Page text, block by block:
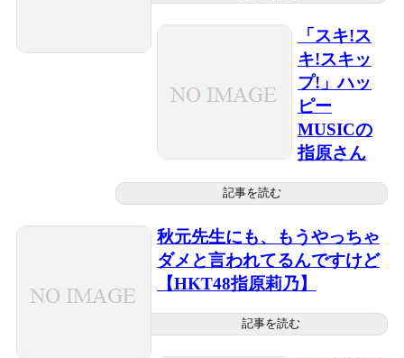
「スキ!ス
キ!スキッ
プ!」ハッ
ピー
MUSICの
指原さん
記事を読む
秋元先生にも、もうやっちゃ
ダメと言われてるんですけど
【HKT48指原莉乃】
記事を読む